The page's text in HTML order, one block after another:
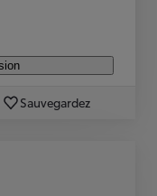
Sauvegardez